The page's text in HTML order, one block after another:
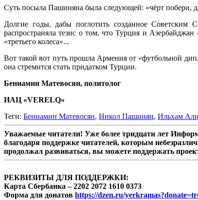
Суть посыла Пашиняна была следующей: «чёрт побери,
Долгие годы, дабы поглотить созданное Советским
распространяла тезис о том, что Турция и
«третьего колеса»...
Вот такой вот путь прошла Армения от «футбольной
она стремится стать придатком Турции.
Бениамин Матевосян, политолог
ИАЦ «VERELQ»
Теги: Бениамин Матевосян, Никол Пашинян, Ильхам
Уважаемые читатели! Уже более тридцати лет
благодаря поддержке читателей, которым
продолжал развиваться, вы можете поддержать
РЕКВИЗИТЫ ДЛЯ ПОДДЕРЖКИ:
Карта Сбербанка – 2202 2072 1610 0373
Форма для донатов https://dzen.ru/